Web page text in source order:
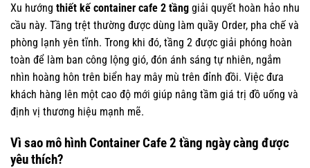
Xu hướng thiết kế container cafe 2 tầng giải quyết hoàn hảo nhu
cầu này. Tầng trệt thường được dùng làm quầy Order, pha chế và
phòng lạnh yên tĩnh. Trong khi đó, tầng 2 được giải phóng hoàn
toàn để làm ban công lộng gió, đón ánh sáng tự nhiên, ngắm
nhìn hoàng hôn trên biển hay mây mù trên đỉnh đồi. Việc đưa
khách hàng lên một cao độ mới giúp nâng tầm giá trị đồ uống và
định vị thương hiệu mạnh mẽ.
Vì sao mô hình Container Cafe 2 tầng ngày càng được
yêu thích?